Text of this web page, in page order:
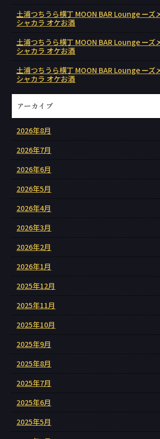
土浦つちうら横丁 MOON BAR Lounge ーズ
シャカラ オケお酒
土浦つちうら横丁 MOON BAR Lounge ーズ
シャカラ オケお酒
土浦つちうら横丁 MOON BAR Lounge ーズ
シャカラ オケお酒
アーカイブ
2026年8月
2026年7月
2026年6月
2026年5月
2026年4月
2026年3月
2026年2月
2026年1月
2025年12月
2025年11月
2025年10月
2025年9月
2025年8月
2025年7月
2025年6月
2025年5月